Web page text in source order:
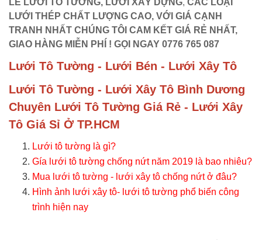
LẺ LƯỚI TÔ TƯỜNG, LƯỚI XÂY DỰNG, CÁC LOẠI
LƯỚI THÉP CHẤT LƯỢNG CAO, VỚI GIÁ CẠNH
TRANH NHẤT CHÚNG TÔI CAM KẾT GIÁ RẺ NHẤT,
GIAO HÀNG MIỄN PHÍ ! GỌI NGAY 0776 765 087
Lưới Tô Tường - Lưới Bén - Lưới Xây Tô
Lưới Tô Tường - Lưới Xây Tô Bình Dương
Chuyên Lưới Tô Tường Giá Rẻ - Lưới Xây
Tô Giá Sỉ Ở TP.HCM
Lưới tô tường là gì?
Gía lưới tô tường chống nứt năm 2019 là bao nhiêu?
Mua lưới tô tường - lưới xây tô chống nứt ở đâu?
Hình ảnh lưới xây tô- lưới tô tường phổ biến công
trình hiện nay